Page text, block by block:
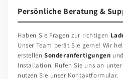
Persönliche Beratung &
Haben Sie Fragen zur richtigen
Unser Team berät Sie gerne! Wir
erstellen Sonderanfertigungen
Installation. Rufen Sie uns an
nutzen Sie unser Kontaktformular.